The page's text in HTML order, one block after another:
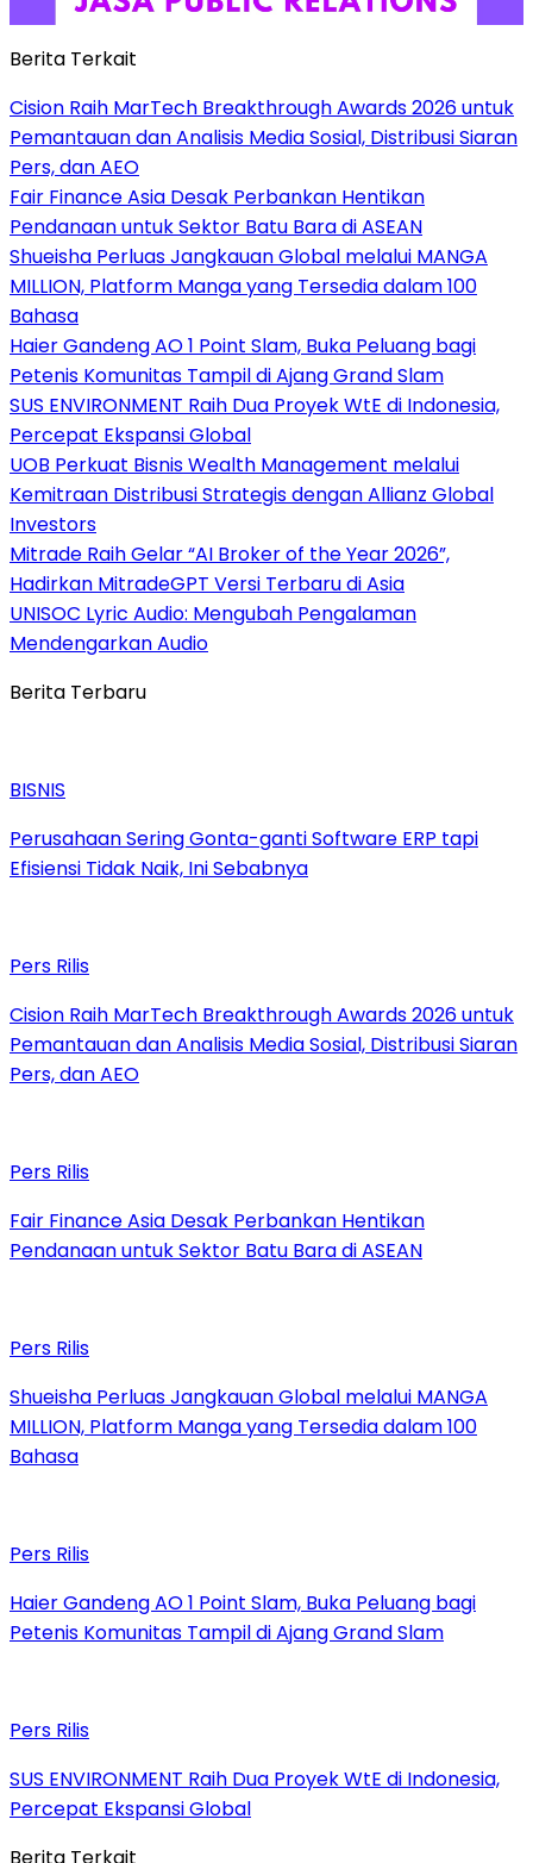
Berita Terkait
Cision Raih MarTech Breakthrough Awards 2026 untuk
Pemantauan dan Analisis Media Sosial, Distribusi Siaran
Pers, dan AEO
Fair Finance Asia Desak Perbankan Hentikan
Pendanaan untuk Sektor Batu Bara di ASEAN
Shueisha Perluas Jangkauan Global melalui MANGA
MILLION, Platform Manga yang Tersedia dalam 100
Bahasa
Haier Gandeng AO 1 Point Slam, Buka Peluang bagi
Petenis Komunitas Tampil di Ajang Grand Slam
SUS ENVIRONMENT Raih Dua Proyek WtE di Indonesia,
Percepat Ekspansi Global
UOB Perkuat Bisnis Wealth Management melalui
Kemitraan Distribusi Strategis dengan Allianz Global
Investors
Mitrade Raih Gelar “AI Broker of the Year 2026”,
Hadirkan MitradeGPT Versi Terbaru di Asia
UNISOC Lyric Audio: Mengubah Pengalaman
Mendengarkan Audio
Berita Terbaru
BISNIS
Perusahaan Sering Gonta-ganti Software ERP tapi
Efisiensi Tidak Naik, Ini Sebabnya
Pers Rilis
Cision Raih MarTech Breakthrough Awards 2026 untuk
Pemantauan dan Analisis Media Sosial, Distribusi Siaran
Pers, dan AEO
Pers Rilis
Fair Finance Asia Desak Perbankan Hentikan
Pendanaan untuk Sektor Batu Bara di ASEAN
Pers Rilis
Shueisha Perluas Jangkauan Global melalui MANGA
MILLION, Platform Manga yang Tersedia dalam 100
Bahasa
Pers Rilis
Haier Gandeng AO 1 Point Slam, Buka Peluang bagi
Petenis Komunitas Tampil di Ajang Grand Slam
Pers Rilis
SUS ENVIRONMENT Raih Dua Proyek WtE di Indonesia,
Percepat Ekspansi Global